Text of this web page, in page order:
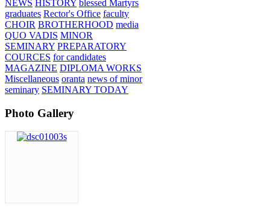
NEWS HISTORY blessed Martyrs
graduates Rector's Office faculty
CHOIR BROTHERHOOD media
QUO VADIS MINOR
SEMINARY PREPARATORY
COURCES for candidates
MAGAZINE DIPLOMA WORKS
Miscellaneous oranta news of minor
seminary SEMINARY TODAY
Photo Gallery